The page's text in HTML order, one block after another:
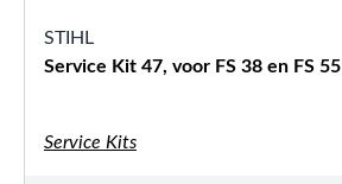
STIHL
Service Kit 47, voor FS 38 en FS 55
Service Kits